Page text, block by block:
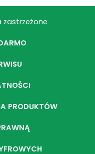
zastrzeżone
PRODUKTÓW